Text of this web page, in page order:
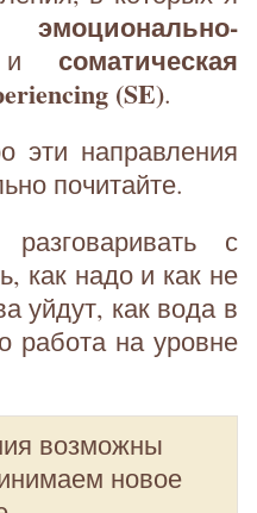
эмоционально-
соматическая
(SE).
эти направления
почитайте.
с
как надо и как не
уйдут, как вода в
работа на уровне
возможны
новое